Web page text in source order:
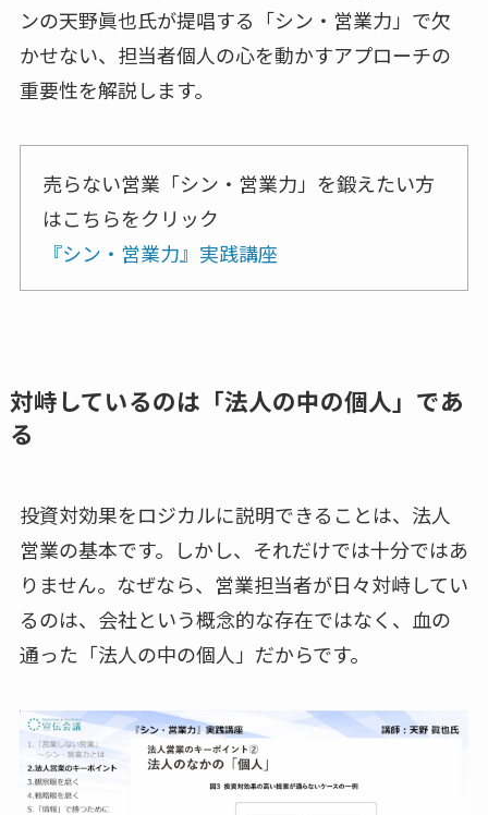
ンの天野眞也氏が提唱する「シン・営業力」で欠
かせない、担当者個人の心を動かすアプローチの
重要性を解説します。
売らない営業「シン・営業力」を鍛えたい方
はこちらをクリック
『シン・営業力』実践講座
対峙しているのは「法人の中の個人」であ
る
投資対効果をロジカルに説明できることは、法人
営業の基本です。しかし、それだけでは十分ではあ
りません。なぜなら、営業担当者が日々対峙してい
るのは、会社という概念的な存在ではなく、血の
通った「法人の中の個人」だからです。